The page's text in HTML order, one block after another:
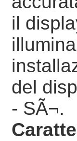
il
del
- SÃ¬.